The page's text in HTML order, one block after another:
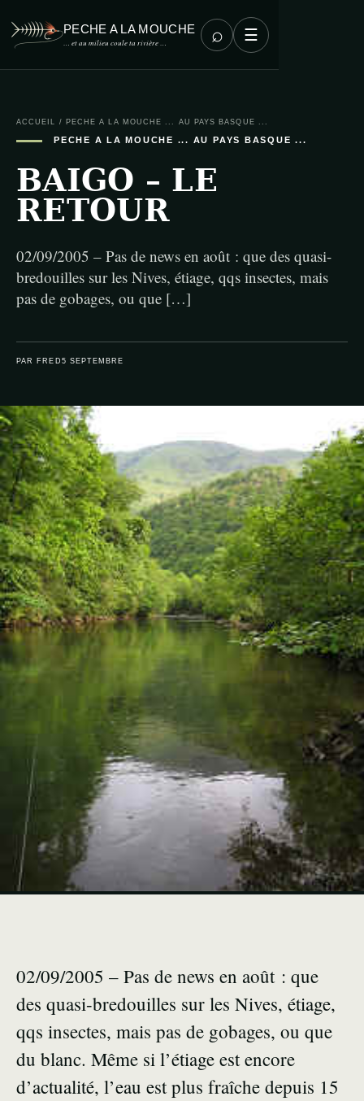
PECHE A LA MOUCHE
… et au milieu coule ta rivière … ⌕ ☰
ACCUEIL / PECHE A LA MOUCHE ... AU PAYS BASQUE ...
PECHE A LA MOUCHE ... AU PAYS BASQUE ...
BAIGO – LE
RETOUR
02/09/2005 – Pas de news en août : que des quasi-
bredouilles sur les Nives, étiage, qqs insectes, mais
pas de gobages, ou que […]
PAR FRED 5 SEPTEMBRE
02/09/2005 – Pas de news en août : que
des quasi-bredouilles sur les Nives, étiage,
qqs insectes, mais pas de gobages, ou que
du blanc. Même si l’étiage est encore
d’actualité, l’eau est plus fraîche depuis 15